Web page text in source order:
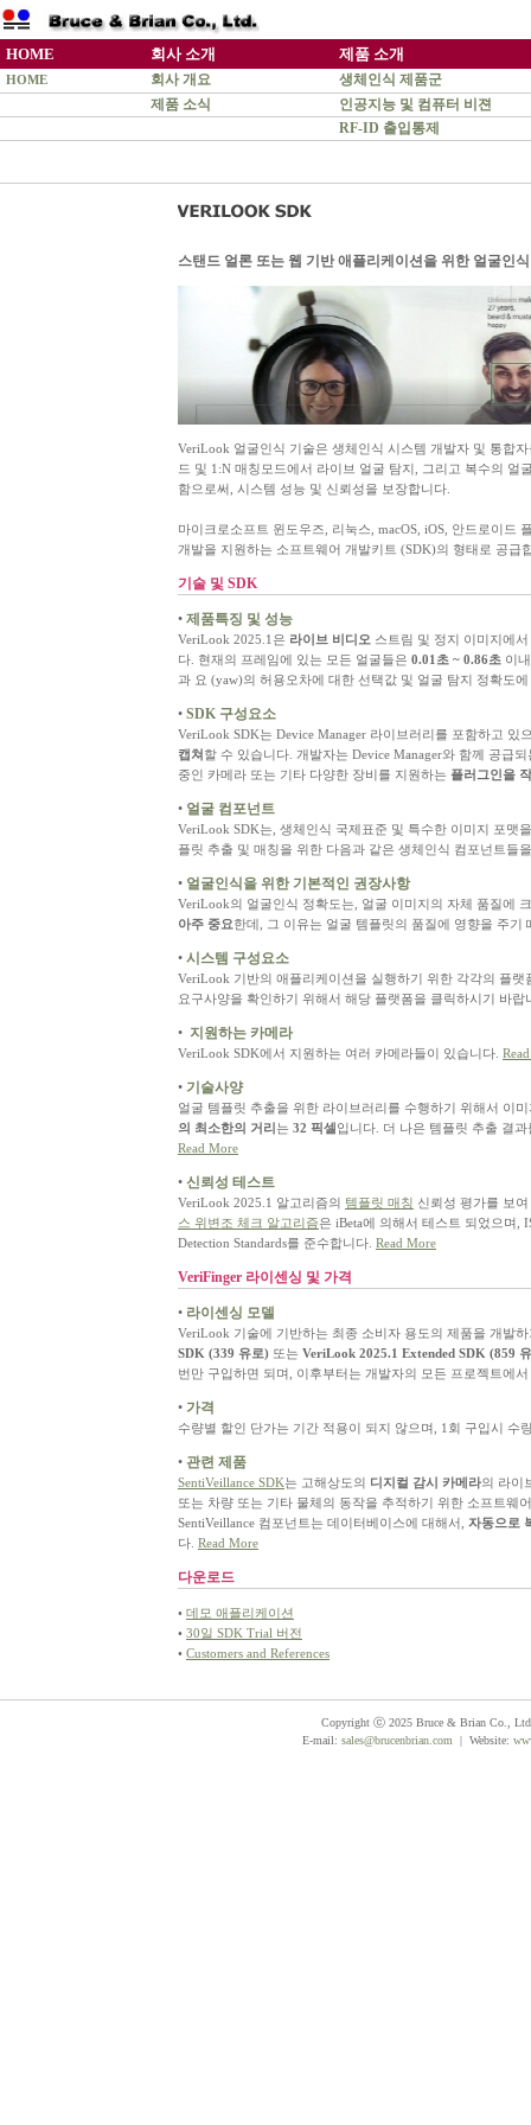
HOME 회사 소개 제품 소개
HOME 회사 개요
생체인식 제품군
제품 소식
인공지능 및 컴퓨터 비젼
RF-ID 출입통제
스탠드 얼론 또는 웹 기반 애플리케이션을 위한 얼굴인
VeriLook 얼굴인식 기술은 생체인식 시스템 개발자 및 통합
드 및 1:N 매칭모드에서 라이브 얼굴 탐지, 그리고 복수의 얼
함으로써, 시스템 성능 및 신뢰성을 보장합니다.
마이크로소프트 윈도우즈, 리눅스, macOS, iOS, 안드로이드
개발을 지원하는 소프트웨어 개발키트 (SDK)의 형태로 공급
기술 및 SDK
• 제품특징 및 성능
VeriLook 2025.1은 라이브 비디오 스트림 및 정지 이미지에
다. 현재의 프레임에 있는 모든 얼굴들은 0.01초 ~ 0.86초 이
과 요 (yaw)의 허용오차에 대한 선택값 및 얼굴 탐지 정확도
• SDK 구성요소
VeriLook SDK는 Device Manager 라이브러리를 포함하고 있
캡쳐 할 수 있습니다. 개발자는 Device Manager와 함께 공급
중인 카메라 또는 기타 다양한 장비를 지원하는 플러그인을
• 얼굴 컴포넌트
VeriLook SDK는, 생체인식 국제표준 및 특수한 이미지 포맷
플릿 추출 및 매칭을 위한 다음과 같은 생체인식 컴포넌트들
• 얼굴인식을 위한 기본적인 권장사항
VeriLook의 얼굴인식 정확도는, 얼굴 이미지의 자체 품질에
아주 중요한데, 그 이유는 얼굴 템플릿의 품질에 영향을 주기
• 시스템 구성요소
VeriLook 기반의 애플리케이션을 실행하기 위한 각각의 플
요구사양을 확인하기 위해서 해당 플랫폼을 클릭하시기 바랍
• 지원하는 카메라
VeriLook SDK에서 지원하는 여러 카메라들이 있습니다
• 기술사양
얼굴 템플릿 추출을 위한 라이브러리를 수행하기 위해서 이
의 최소한의 거리 는 32 픽셀 입니다. 더 나은 템플릿 추출 결
Read More
• 신뢰성 테스트
VeriLook 2025.1 알고리즘의 템플릿 매칭 신뢰성 평가를 보
스 위변조 체크 알고리즘은 iBeta에 의해서 테스트 되었으며,
Detection Standards를 준수합니다. Read More
VeriFinger 라이센싱 및 가격
• 라이센싱 모델
VeriLook 기술에 기반하는 최종 소비자 용도의 제품을 개발
SDK (339 유로) 또는 VeriLook 2025.1 Extended SDK (859
번만 구입하면 되며, 이후부터는 개발자의 모든 프로젝트에
• 가격
수량별 할인 단가는 기간 적용이 되지 않으며, 1회 구입시 수
• 관련 제품
SentiVeillance SDK는 고해상도의 디지컬 감시 카메라의 라이
또는 차량 또는 기타 물체의 동작을 추적하기 위한 소프트웨
SentiVeillance 컴포넌트는 데이터베이스에 대해서, 자동으로
다. Read More
다운로드
• 데모 애플리케이션
• 30일 SDK Trial 버전
• Customers and References
Copyright ⓒ 2025 Bruce & Brian Co.,
E-mail: sales@brucenbrian.com | Website: